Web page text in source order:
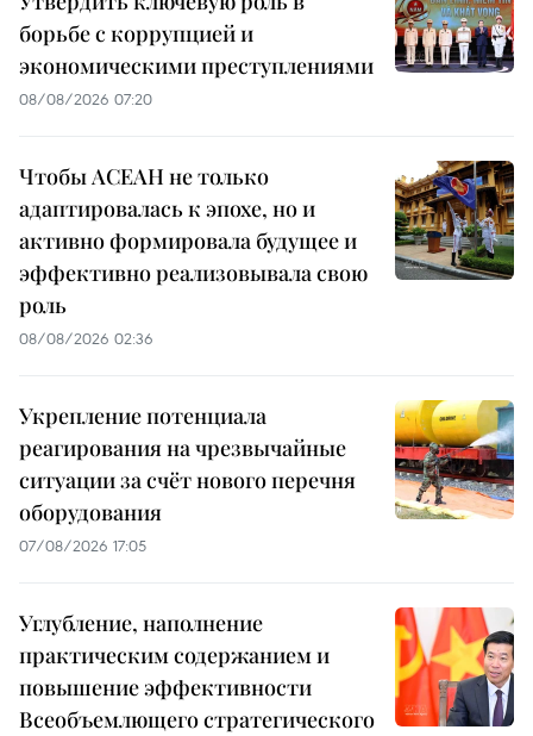
борьбе с коррупцией и
экономическими преступлениями
08/08/2026 07:20
Чтобы АСЕАН не только
адаптировалась к эпохе, но и
активно формировала будущее и
эффективно реализовывала свою
роль
08/08/2026 02:36
Укрепление потенциала
реагирования на чрезвычайные
ситуации за счёт нового перечня
оборудования
07/08/2026 17:05
Углубление, наполнение
практическим содержанием и
повышение эффективности
Всеобъемлющего стратегического